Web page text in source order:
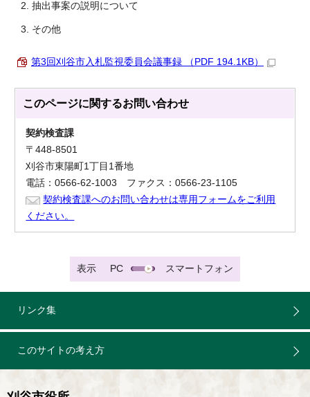
抽出事案の説明について
その他
第3回刈谷市入札監視委員会議事録 （PDF 194.1KB）
このページに関するお問い合わせ
契約検査課
〒448-8501
刈谷市東陽町1丁目1番地
電話：0566-62-1003 ファクス：0566-23-1105
契約検査課へのお問い合わせは専用フォームをご利用
ください。
表示 PC スマートフォン
リンク集
このサイトの考え方